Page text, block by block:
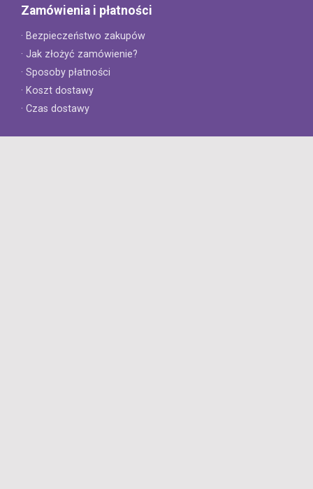
Zamówienia i płatności
· Bezpieczeństwo zakupów
· Jak złożyć zamówienie?
· Sposoby płatności
· Koszt dostawy
· Czas dostawy